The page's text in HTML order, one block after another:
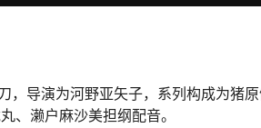
导演为河野亚矢子，系列构成为猪原
、濑户麻沙美担纲配音。